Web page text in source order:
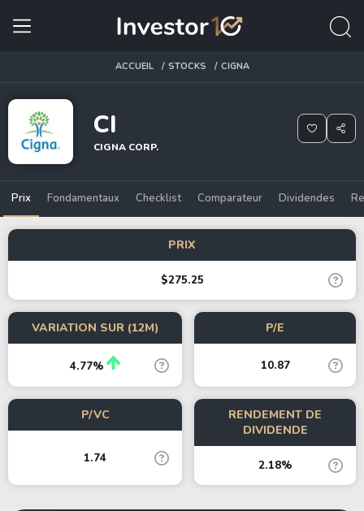
ACCUEIL STOCKS CIGNA
CI
CIGNA CORP.
Prix Fondamentaux Checklist Comparateur Dividendes
PRIX
$275.25
VARIATION SUR (12M)
4.77%
P/E
10.87
P/VC
1.74
RENDEMENT DE
DIVIDENDE
2.18%